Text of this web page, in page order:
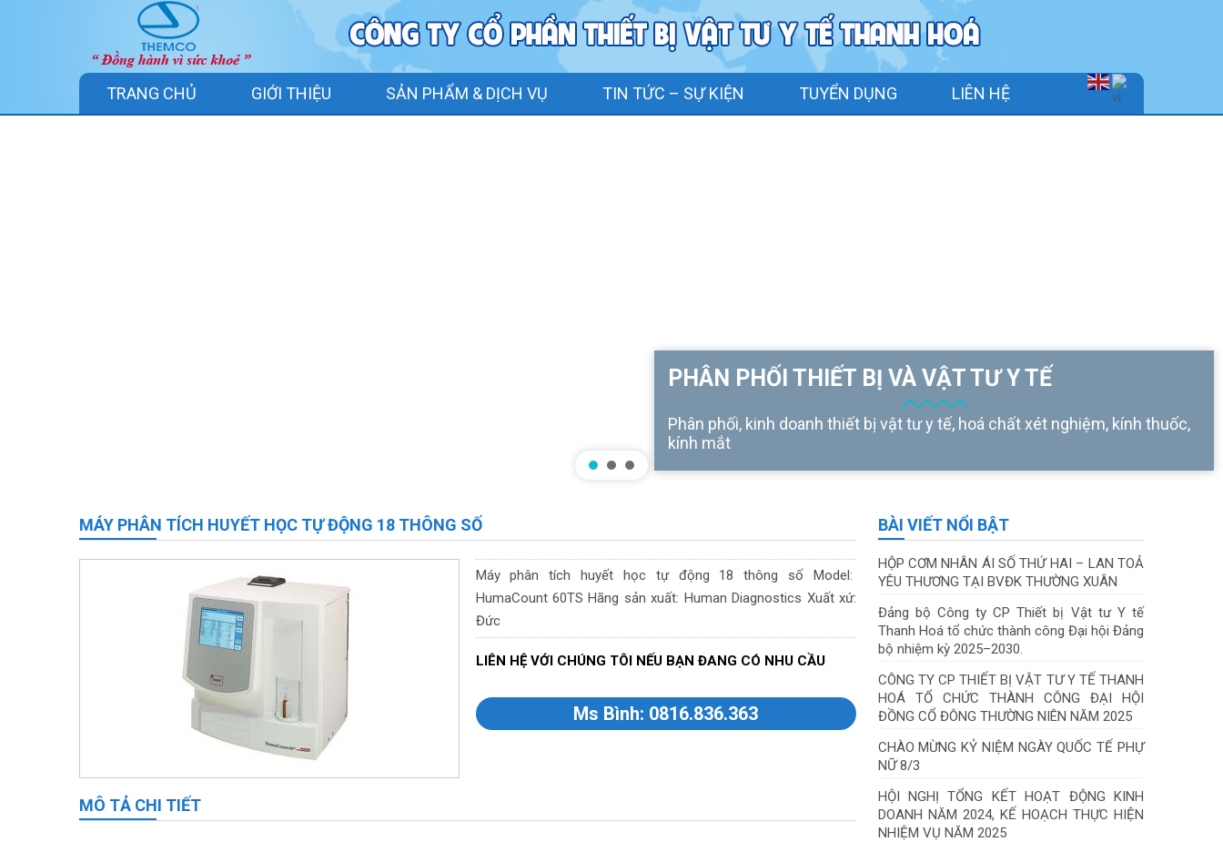
TRANG CHỦ GIỚI THIỆU SẢN PHẨM & DỊCH VỤ TIN TỨC – SỰ KIỆN TUYỂN DỤNG LIÊN HỆ
PHÂN PHỐI THIẾT BỊ VÀ VẬT TƯ Y TẾ
Phân phối, kinh doanh thiết bị vật tư y tế, hoá chất xét nghiệm, kính thuốc,
kính mắt
MÁY PHÂN TÍCH HUYẾT HỌC TỰ ĐỘNG 18 THÔNG SỐ
Máy phân tích huyết học tự động 18 thông số Model:
HumaCount 60TS Hãng sản xuất: Human Diagnostics Xuất xứ:
Đức
LIÊN HỆ VỚI CHÚNG TÔI NẾU BẠN ĐANG CÓ NHU CẦU
Ms Bình: 0816.836.363
MÔ TẢ CHI TIẾT
BÀI VIẾT NỔI BẬT
HỘP CƠM NHÂN ÁI SỐ THỨ HAI – LAN TOẢ
YÊU THƯƠNG TẠI BVĐK THƯỜNG XUÂN
Đảng bộ Công ty CP Thiết bị Vật tư Y tế
Thanh Hoá tổ chức thành công Đại hội Đảng
bộ nhiệm kỳ 2025–2030.
CÔNG TY CP THIẾT BỊ VẬT TƯ Y TẾ THANH
HOÁ TỔ CHỨC THÀNH CÔNG ĐẠI HỘI
ĐỒNG CỔ ĐÔNG THƯỜNG NIÊN NĂM 2025
CHÀO MỪNG KỶ NIỆM NGÀY QUỐC TẾ PHỰ
NỮ 8/3
HỘI NGHỊ TỔNG KẾT HOẠT ĐỘNG KINH
DOANH NĂM 2024, KẾ HOẠCH THỰC HIỆN
NHIỆM VỤ NĂM 2025